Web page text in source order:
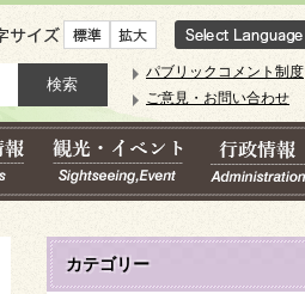
文字サイズ
パブリックコメント制度
ご意見・お問い合わせ
カテゴリー